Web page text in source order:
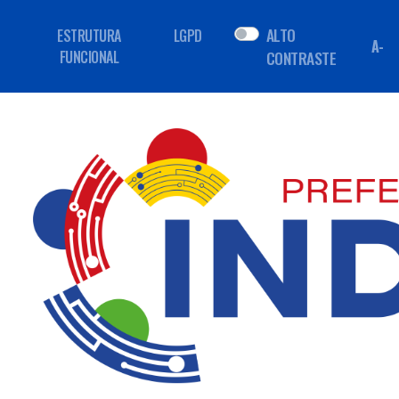
ESTRUTURA
FUNCIONAL
LGPD
ALTO
CONTRASTE
A-